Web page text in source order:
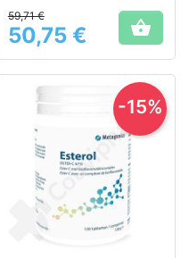
général
Prix
59,71 €
50,75 € 
-15%